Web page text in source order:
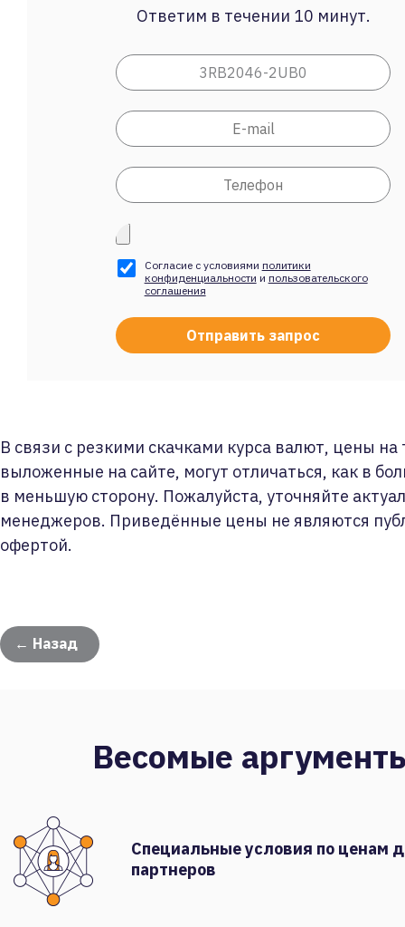
Ответим в течении 10 минут.
Согласие с условиями политики
конфиденциальности и пользовательского
соглашения
В связи с резкими скачками курса валют, цены на
выложенные на сайте, могут отличаться, как в
в меньшую сторону. Пожалуйста, уточняйте
менеджеров. Приведённые цены не являются
офертой.
← Назад
Весомые
Специальные условия по ценам
партнеров